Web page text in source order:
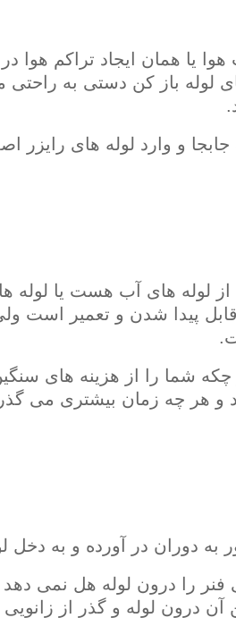
یا همان ایجاد تراکم هوا
لوله باز کن دستی به
و وارد لوله های رایزر
لوله های آب هست یا لوله
پیدا شدن و تعمیر است
شما را از هزینه های
هر چه زمان بیشتری می
به دوران در آورده و به
فنر را درون لوله هل نمی
درون لوله و گذر از